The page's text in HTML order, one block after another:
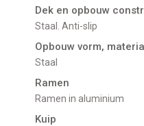
Dek en opbouw
Staal. Anti-slip
Opbouw vorm,
Staal
Ramen
Ramen in aluminium
Kuip